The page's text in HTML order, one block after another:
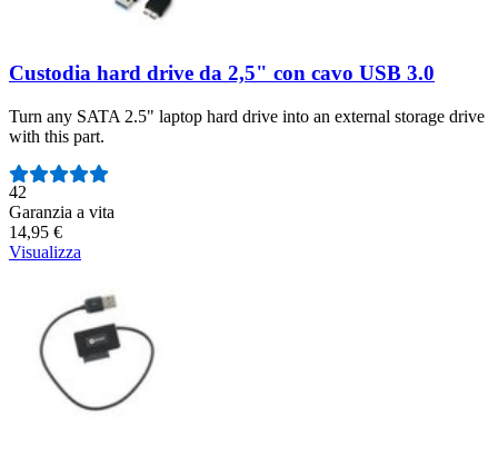
Custodia hard drive da 2,5" con cavo USB 3.0
Turn any SATA 2.5" laptop hard drive into an external storage drive
with this part.
Numero di recensioni:
42
Garanzia a vita
14,95 €
Visualizza